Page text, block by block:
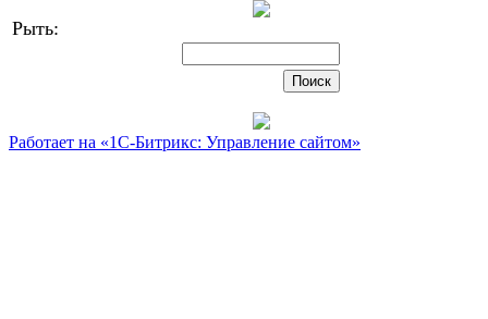
Рыть:
Работает на «1С-Битрикс: Управление сайтом»